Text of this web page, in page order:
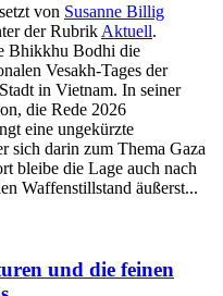
von Susanne Billig
der Rubrik Aktuell.
Bhikkhu Bodhi die
Vesakh-Tages der
in Vietnam. In seiner
die Rede 2026
eine ungekürzte
sich darin zum Thema Gaza
bleibe die Lage auch nach
Waffenstillstand äußerst...
und die feinen